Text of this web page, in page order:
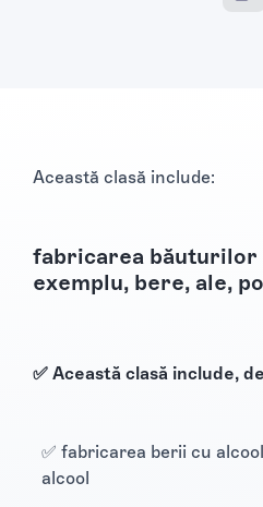
Această clasă include:
fabricarea băuturilor
exemplu, bere, ale,
✅ Această clasă include,
✅ fabricarea berii cu
alcool